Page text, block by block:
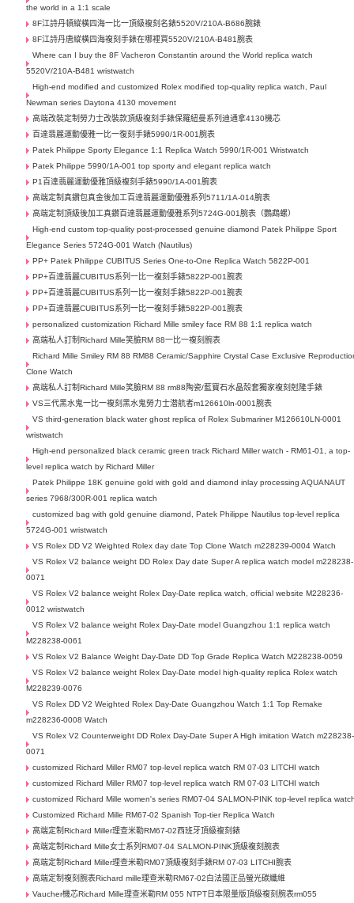
the world in a 1:1 scale
8F江詩丹頓縱橫四海一比一頂級複刻名錶5520V/210A-B686腕錶
8F江詩丹唐縱橫四海複刻手錶在哪裡買5520V/210A-B481腕表
Where can I buy the 8F Vacheron Constantin around the World replica watch
5520V/210A-B481 wristwatch
High-end modified and customized Rolex modified top-quality replica watch, Paul
Newman series Daytona 4130 movement
高端改裝定制勞力士​改裝款頂級複刻手錶保羅紐曼系列迪通拿4130機芯
百達翡麗運動優雅一比一復刻手錶5990/1R-001腕表
Patek Philippe Sporty Elegance 1:1 Replica Watch 5990/1R-001 Wristwatch
Patek Philippe 5990/1A-001 top sporty and elegant replica watch
P1百達翡麗運動優雅頂級複刻手錶5990/1A-001腕表
高端定制真鑽包真金後加工百達翡麗運動優雅系列5711/1A-014腕表
高端定制頂級後加工真鑽百達翡麗運動優雅系列5724G-001腕表（鸚鵡螺）
High-end custom top-quality post-processed genuine diamond Patek Philippe Sport
Elegance Series 5724G-001 Watch (Nautilus)
PP+ Patek Philippe CUBITUS Series One-to-One Replica Watch 5822P-001
PP+百達翡麗CUBITUS系列一比一複刻手錶5822P-001腕表
PP+百達翡麗CUBITUS系列一比一複刻手錶5822P-001腕表
PP+百達翡麗CUBITUS系列一比一複刻手錶5822P-001腕表
personalized customization Richard Mille smiley face RM 88 1:1 replica watch
高端私人訂制Richard Mille笑臉RM 88一比一複刻腕表
Richard Mille Smiley RM 88 RM88 Ceramic/Sapphire Crystal Case Exclusive
Clone Watch
高端私人訂制Richard Mille笑臉RM 88 rm88陶瓷/藍寶石水晶殼套獨家複刻尅隆手錶
VS三代黑水鬼一比一複刻黑水鬼勞力士潜航者m126610ln-0001腕表
VS third-generation black water ghost replica of Rolex Submariner M126610LN-0001
wristwatch
High-end personalized black ceramic green track Richard Miller watch - RM61-01, a top-
level replica watch by Richard Miller
Patek Philippe 18K genuine gold with gold and diamond inlay processing AQUANAUT
series 7968/300R-001 replica watch
customized bag with gold genuine diamond, Patek Philippe Nautilus top-level replica
5724G-001 wristwatch
VS Rolex DD V2 Weighted Rolex day date Top Clone Watch m228239-0004 Watch
VS Rolex V2 balance weight DD Rolex Day date Super A replica watch model m228238-
0071
VS Rolex V2 balance weight Rolex Day-Date replica watch, official website M228236-
0012 wristwatch
VS Rolex V2 balance weight Rolex Day-Date model Guangzhou 1:1 replica watch
M228238-0061
VS Rolex V2 Balance Weight Day-Date DD Top Grade Replica Watch M228238-0059
VS Rolex V2 balance weight Rolex Day-Date model high-quality replica Rolex watch
M228239-0076
VS Rolex DD V2 Weighted Rolex Day-Date Guangzhou Watch 1:1 Top Remake
m228236-0008 Watch
VS Rolex V2 Counterweight DD Rolex Day-Date Super A High imitation Watch m228238-
0071
customized Richard Miller RM07 top-level replica watch RM 07-03 LITCHI watch
customized Richard Miller RM07 top-level replica watch RM 07-03 LITCHI watch
customized Richard Mille women's series RM07-04 SALMON-PINK top-level replica
Customized Richard Mille RM67-02 Spanish Top-tier Replica Watch
高端定制Richard Miller理查米勒RM67-02西班牙頂級複刻錶
高端定制Richard Mille女士系列RM07-04 SALMON-PINK頂級複刻腕表
高端定制Richard Miller理查米勒RM07頂級複刻手錶RM 07-03 LITCHI腕表
高端定制複刻腕表Richard mille理查米勒RM67-02白法國正品螢光碳纖維
Vaucher機芯Richard Mille理查米勒RM 055 NTPT日本限量版頂級複刻腕表rm055